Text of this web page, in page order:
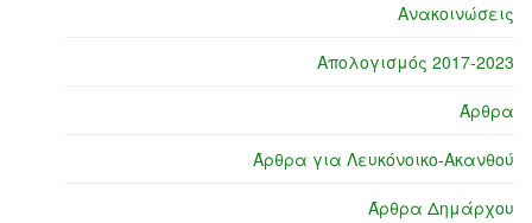
Ανακοινώσεις
Απολογισμός 2017-2023
Άρθρα
Άρθρα για Λευκόνοικο-Ακανθού
Άρθρα Δημάρχου